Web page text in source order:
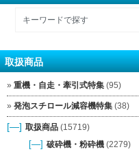
取扱商品
重機・自走・牽引式特集 (95)
発泡スチロール減容機特集 (38)
[—] 取扱商品 (15719)
[—] 破砕機・粉砕機 (2279)